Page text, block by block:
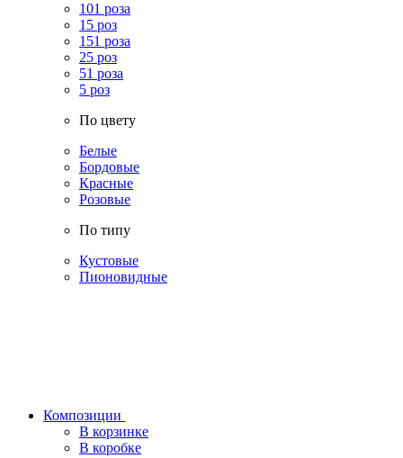
101 роза
15 роз
151 роза
25 роз
51 роза
5 роз
По цвету
Белые
Бордовые
Красные
Розовые
По типу
Кустовые
Пионовидные
Композиции
В корзинке
В коробке